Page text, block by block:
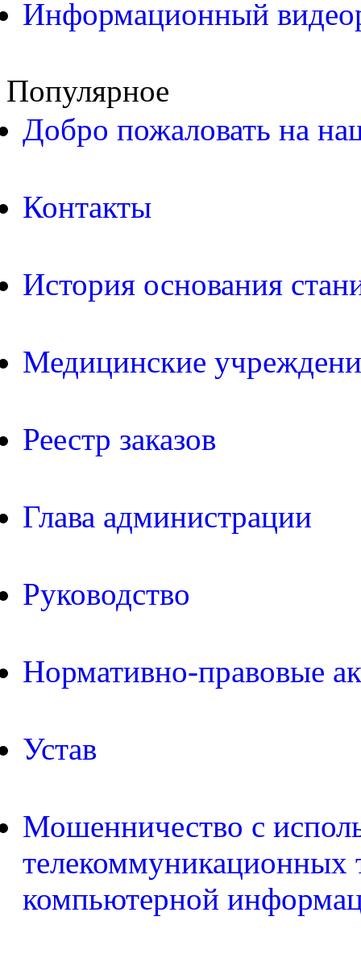
Информационный
Популярное
Добро пожаловать на
Контакты
История основания
Медицинские
Реестр заказов
Глава администрации
Руководство
Нормативно-правовые
Устав
Мошенничество с
телекоммуникационных
компьютерной